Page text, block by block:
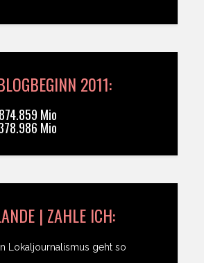
2011:
Mio
Mio
| ZAHLE ICH:
Lokaljournalismus geht so